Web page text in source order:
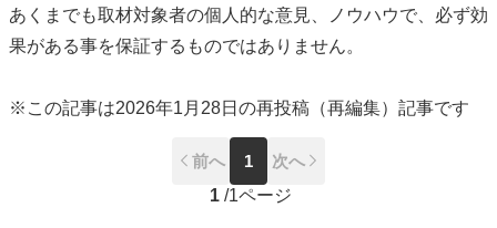
あくまでも取材対象者の個人的な意見、ノウハウで、必ず効
果がある事を保証するものではありません。
※この記事は2026年1月28日の再投稿（再編集）記事です
前へ 1
次へ
1 /1ページ